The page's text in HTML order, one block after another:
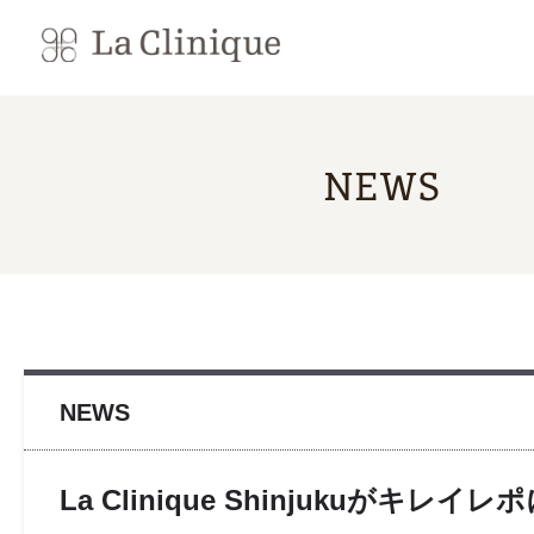
NEWS
NEWS
La Clinique Shinjukuがキレイレポ